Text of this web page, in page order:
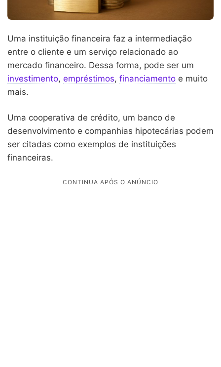
Uma instituição financeira faz a intermediação
entre o cliente e um serviço relacionado ao
mercado financeiro. Dessa forma, pode ser um
investimento, empréstimos, financiamento e muito
mais.
Uma cooperativa de crédito, um banco de
desenvolvimento e companhias hipotecárias podem
ser citadas como exemplos de instituições
financeiras.